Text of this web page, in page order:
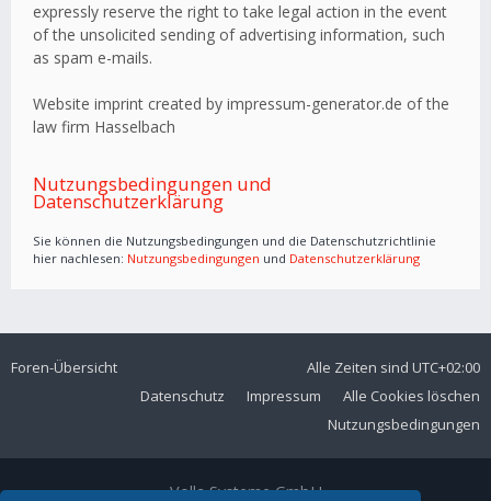
expressly reserve the right to take legal action in the event
of the unsolicited sending of advertising information, such
as spam e-mails.
Website imprint created by impressum-generator.de of the
law firm Hasselbach
Nutzungsbedingungen und
Datenschutzerklärung
Sie können die Nutzungsbedingungen und die Datenschutzrichtlinie
hier nachlesen: Nutzungsbedingungen und Datenschutzerklärung
Foren-Übersicht Alle Zeiten sind UTC+02:00
Alle Cookies löschen
Impressum
Datenschutz
Nutzungsbedingungen
Volla Systeme GmbH